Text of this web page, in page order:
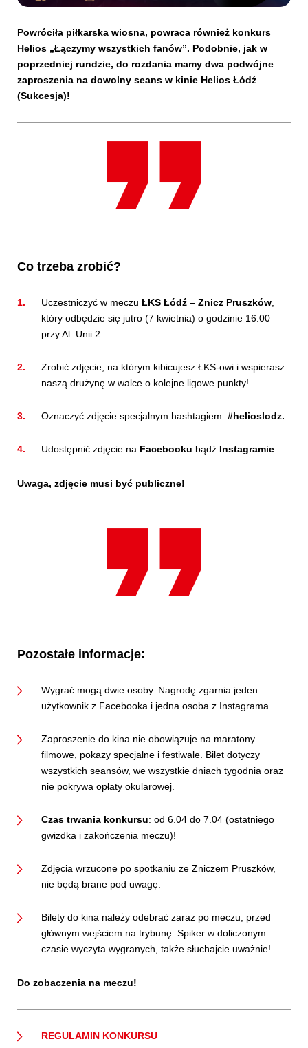
Powróciła piłkarska wiosna, powraca również konkurs
Helios „Łączymy wszystkich fanów”. Podobnie, jak w
poprzedniej rundzie, do rozdania mamy dwa podwójne
zaproszenia na dowolny seans w kinie Helios Łódź
(Sukcesja)!
Co trzeba zrobić?
Uczestniczyć w meczu ŁKS Łódź – Znicz Pruszków,
który odbędzie się jutro (7 kwietnia) o godzinie 16.00
przy Al. Unii 2.
Zrobić zdjęcie, na którym kibicujesz ŁKS-owi i wspierasz
naszą drużynę w walce o kolejne ligowe punkty!
Oznaczyć zdjęcie specjalnym hashtagiem: #helioslodz.
Udostępnić zdjęcie na Facebooku bądź Instagramie.
Uwaga, zdjęcie musi być publiczne!
Pozostałe informacje:
Wygrać mogą dwie osoby. Nagrodę zgarnia jeden
użytkownik z Facebooka i jedna osoba z Instagrama.
Zaproszenie do kina nie obowiązuje na maratony
filmowe, pokazy specjalne i festiwale. Bilet dotyczy
wszystkich seansów, we wszystkie dniach tygodnia oraz
nie pokrywa opłaty okularowej.
Czas trwania konkursu: od 6.04 do 7.04 (ostatniego
gwizdka i zakończenia meczu)!
Zdjęcia wrzucone po spotkaniu ze Zniczem Pruszków,
nie będą brane pod uwagę.
Bilety do kina należy odebrać zaraz po meczu, przed
głównym wejściem na trybunę. Spiker w doliczonym
czasie wyczyta wygranych, także słuchajcie uważnie!
Do zobaczenia na meczu!
REGULAMIN KONKURSU